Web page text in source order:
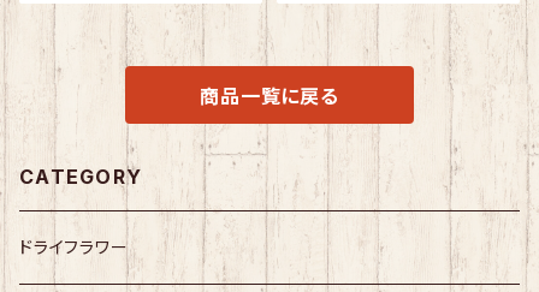
商品一覧に戻る
CATEGORY
ドライフラワー